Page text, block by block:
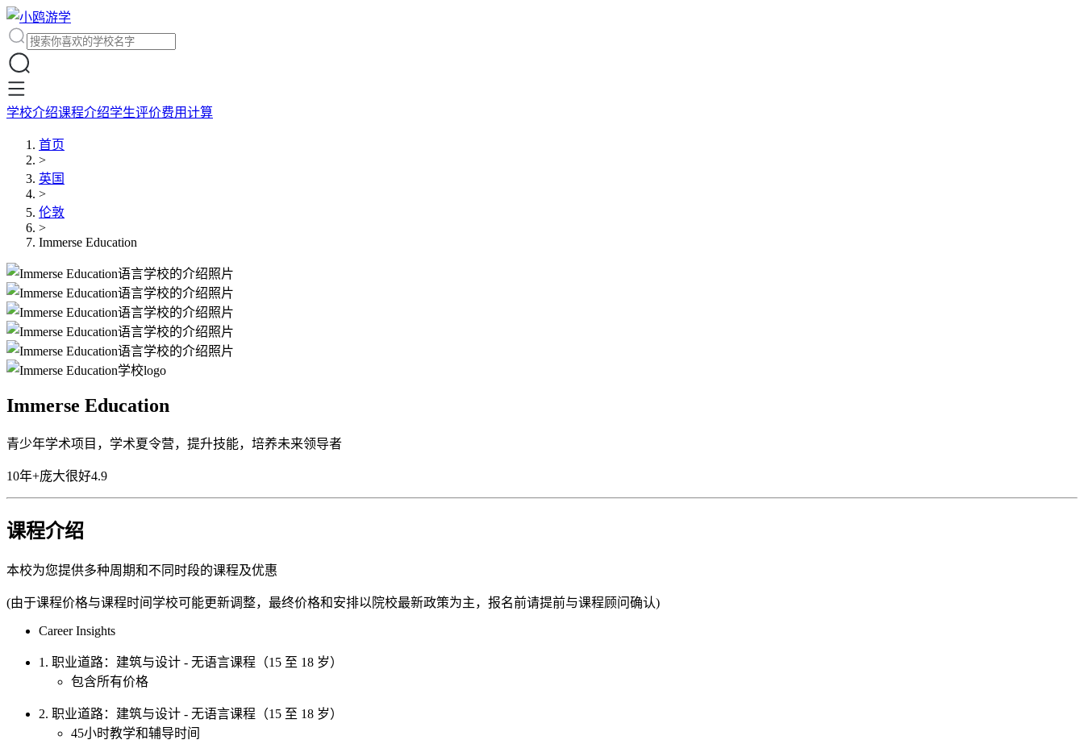
学校介绍课程介绍学生评价费用计算
首页
>
英国
>
伦敦
>
Immerse Education
Immerse Education
青少年学术项目，学术夏令营，提升技能，培养未来领导者
10年+庞大很好4.9
课程介绍
本校为您提供多种周期和不同时段的课程及优惠
(由于课程价格与课程时间学校可能更新调整，最终价格和安排以院校最新政策为主，报名前请提前与课程顾问确认)
Career Insights
1. 职业道路：建筑与设计 - 无语言课程（15 至 18 岁）
包含所有价格
2. 职业道路：建筑与设计 - 无语言课程（15 至 18 岁）
45小时教学和辅导时间